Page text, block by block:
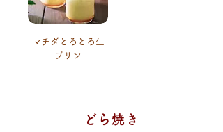
マチダとろとろ生
プリン
どら焼き